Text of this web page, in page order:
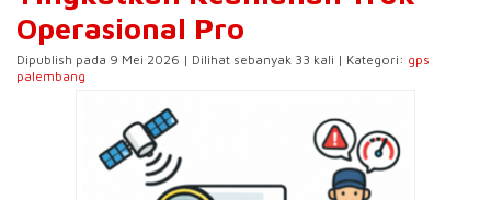
Operasional Pro
Dipublish pada 9 Mei 2026 | Dilihat sebanyak 33 kali | Kategori: gps
palembang